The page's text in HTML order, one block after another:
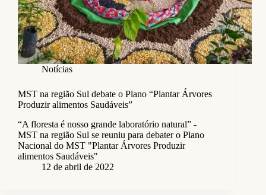
Notícias
MST na região Sul debate o Plano “Plantar Árvores
Produzir alimentos Saudáveis”
“A floresta é nosso grande laboratório natural” -
MST na região Sul se reuniu para debater o Plano
Nacional do MST "Plantar Árvores Produzir
alimentos Saudáveis"
12 de abril de 2022